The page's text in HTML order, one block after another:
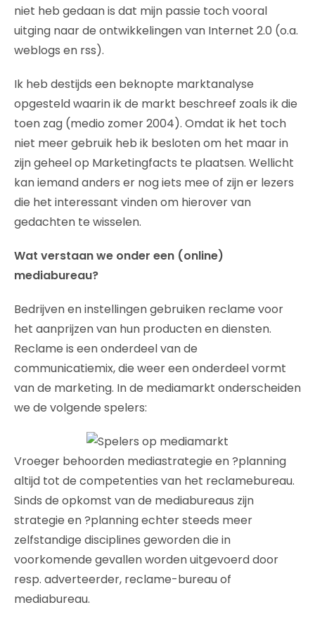
niet heb gedaan is dat mijn passie toch vooral
uitging naar de ontwikkelingen van Internet 2.0 (o.a.
weblogs en rss).
Ik heb destijds een beknopte marktanalyse
opgesteld waarin ik de markt beschreef zoals ik die
toen zag (medio zomer 2004). Omdat ik het toch
niet meer gebruik heb ik besloten om het maar in
zijn geheel op Marketingfacts te plaatsen. Wellicht
kan iemand anders er nog iets mee of zijn er lezers
die het interessant vinden om hierover van
gedachten te wisselen.
Wat verstaan we onder een (online)
mediabureau?
Bedrijven en instellingen gebruiken reclame voor
het aanprijzen van hun producten en diensten.
Reclame is een onderdeel van de
communicatiemix, die weer een onderdeel vormt
van de marketing. In de mediamarkt onderscheiden
we de volgende spelers:
Vroeger behoorden mediastrategie en ?planning
altijd tot de competenties van het reclamebureau.
Sinds de opkomst van de mediabureaus zijn
strategie en ?planning echter steeds meer
zelfstandige disciplines geworden die in
voorkomende gevallen worden uitgevoerd door
resp. adverteerder, reclame-bureau of
mediabureau.